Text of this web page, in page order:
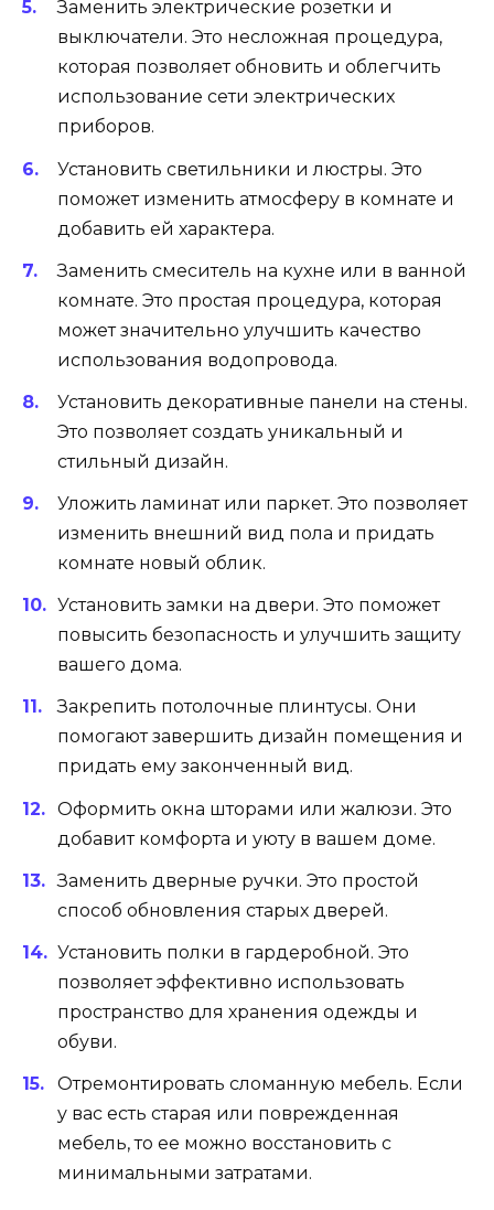
Заменить электрические розетки и
выключатели. Это несложная процедура,
которая позволяет обновить и облегчить
использование сети электрических
приборов.
Установить светильники и люстры. Это
поможет изменить атмосферу в комнате и
добавить ей характера.
Заменить смеситель на кухне или в ванной
комнате. Это простая процедура, которая
может значительно улучшить качество
использования водопровода.
Установить декоративные панели на стены.
Это позволяет создать уникальный и
стильный дизайн.
Уложить ламинат или паркет. Это позволяет
изменить внешний вид пола и придать
комнате новый облик.
Установить замки на двери. Это поможет
повысить безопасность и улучшить защиту
вашего дома.
Закрепить потолочные плинтусы. Они
помогают завершить дизайн помещения и
придать ему законченный вид.
Оформить окна шторами или жалюзи. Это
добавит комфорта и уюту в вашем доме.
Заменить дверные ручки. Это простой
способ обновления старых дверей.
Установить полки в гардеробной. Это
позволяет эффективно использовать
пространство для хранения одежды и
обуви.
Отремонтировать сломанную мебель. Если
у вас есть старая или поврежденная
мебель, то ее можно восстановить с
минимальными затратами.